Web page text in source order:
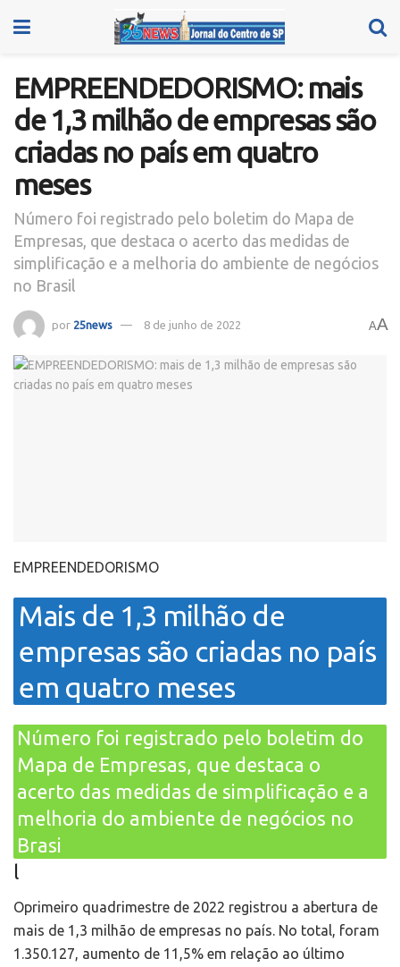
EMPREENDEDORISMO: mais
de 1,3 milhão de empresas são
criadas no país em quatro
meses
Número foi registrado pelo boletim do Mapa de
Empresas, que destaca o acerto das medidas de
simplificação e a melhoria do ambiente de negócios
no Brasil
por 25news 8 de junho de 2022 AA
EMPREENDEDORISMO
Mais de 1,3 milhão de
empresas são criadas no país
em quatro meses
Número foi registrado pelo boletim do
Mapa de Empresas, que destaca o
acerto das medidas de simplificação e a
melhoria do ambiente de negócios no
Brasi
l
Oprimeiro quadrimestre de 2022 registrou a abertura de
mais de 1,3 milhão de empresas no país. No total, foram
1.350.127, aumento de 11,5% em relação ao último